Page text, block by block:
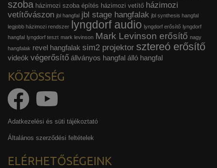
szoba házimozi szoba építés házimozi vetítő házimozi
vetítővászon jbl hangfal jbl stage hangfalak jbl synthesis hangfal
legjobb házimozi rendszer lyngdorf audio lyngdorf erősítő lyngdorf
hangfal lyngdorf teszt mark levinson Mark Levinson erősítő nagy
hangfalak revel hangfalak sim2 projektor sztereó erősítő
videók végerősítő állványos hangfal álló hangfal
KÖZÖSSÉG
Adatkezelési és süti tájékoztató
Általános szerződési feltételek
ELÉRHETŐSÉGEINK